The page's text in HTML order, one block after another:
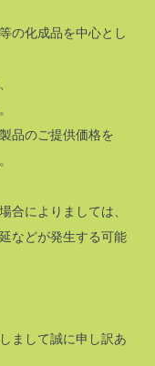
の化成品を中心とし
品のご提供価格を
合によりましては、
などが発生する可能
まして誠に申し訳あ